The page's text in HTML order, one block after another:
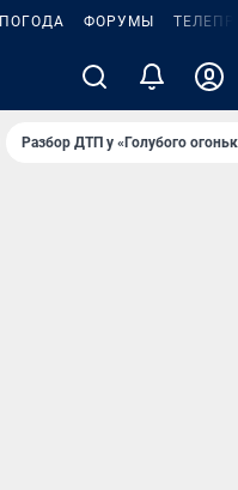
ПОГОДА ФОРУМЫ
Разбор ДТП у «Голубого